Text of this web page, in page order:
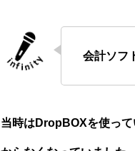
会計ソフ
当時はDropBOXを使っ